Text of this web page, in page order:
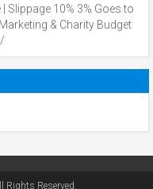
Slippage 10% 3% Goes to
& Charity Budget
Reserved.